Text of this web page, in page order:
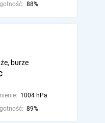
88%
burze
1004 hPa
89%